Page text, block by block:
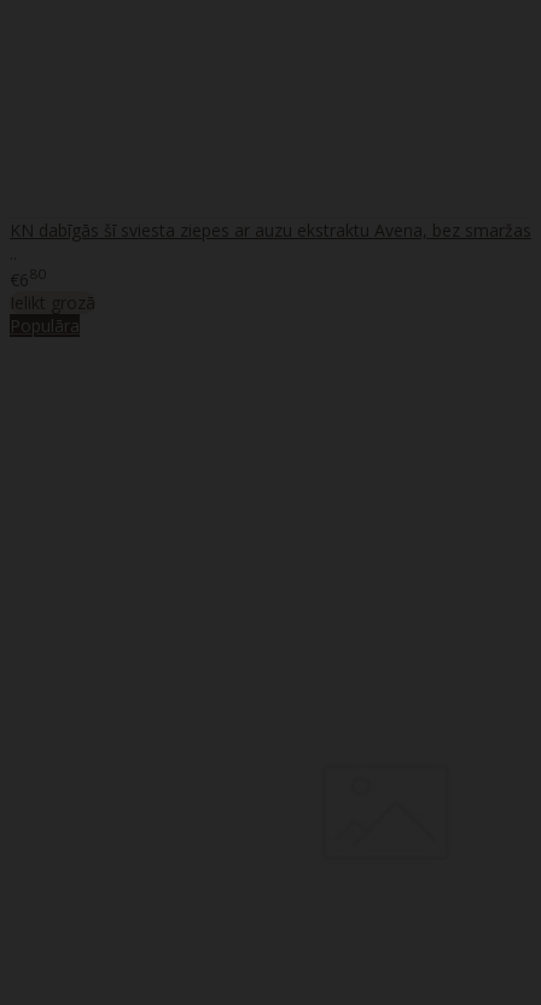
KN dabīgās šī sviesta ziepes ar auzu ekstraktu Avena, bez smaržas
€680
Ielikt grozā
Populāra